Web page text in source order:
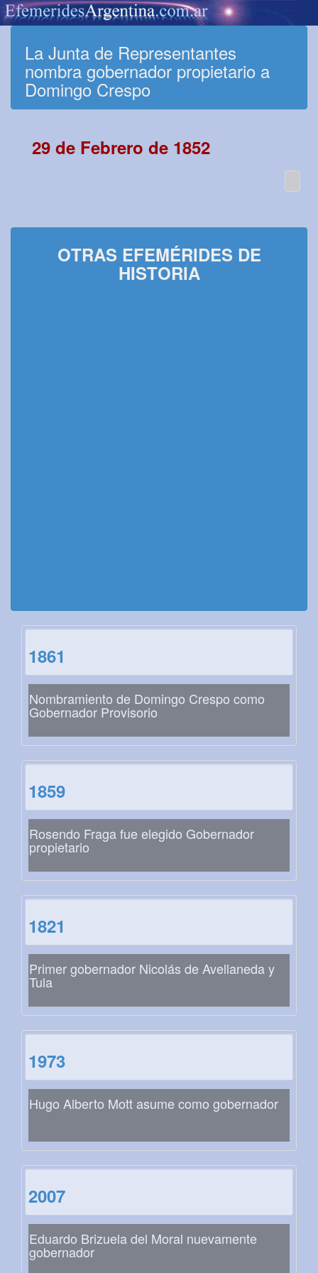
La Junta de Representantes
nombra gobernador propietario a
Domingo Crespo
29 de Febrero de 1852
OTRAS EFEMÉRIDES DE
HISTORIA
1861
Nombramiento de Domingo Crespo como
Gobernador Provisorio
1859
Rosendo Fraga fue elegido Gobernador
propietario
1821
Primer gobernador Nicolás de Avellaneda y
Tula
1973
Hugo Alberto Mott asume como gobernador
2007
Eduardo Brizuela del Moral nuevamente
gobernador